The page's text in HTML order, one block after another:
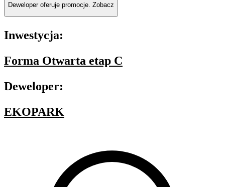
Deweloper oferuje promocje. Zobacz
Inwestycja:
Forma Otwarta etap C
Deweloper:
EKOPARK